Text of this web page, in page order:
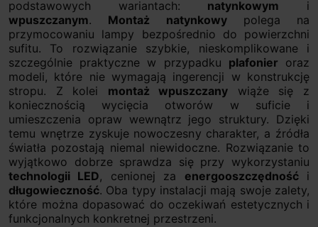
podstawowych wariantach: natynkowym i
wpuszczanym. Montaż natynkowypolega na
przymocowaniu lampy bezpośrednio do powierzchni
sufitu. To rozwiązanie szybkie, nieskomplikowane i
szczególnie praktyczne w przypadku plafonier oraz
modeli, które nie wymagają ingerencji w konstrukcję
stropu. Z kolei montaż wpuszczany wiąże się z
koniecznością wycięcia otworów w suficie i
umieszczenia opraw wewnątrz jego struktury. Dzięki
temu wnętrze zyskuje nowoczesny charakter, a źródła
światła pozostają niemal niewidoczne. Rozwiązanie to
wyjątkowo dobrze sprawdza się przy wykorzystaniu
technologii LED, cenionej za energooszczędnośći
długowieczność. Oba typy instalacji mają swoje zalety,
które można dopasować do oczekiwań estetycznych i
funkcjonalnych konkretnej przestrzeni.